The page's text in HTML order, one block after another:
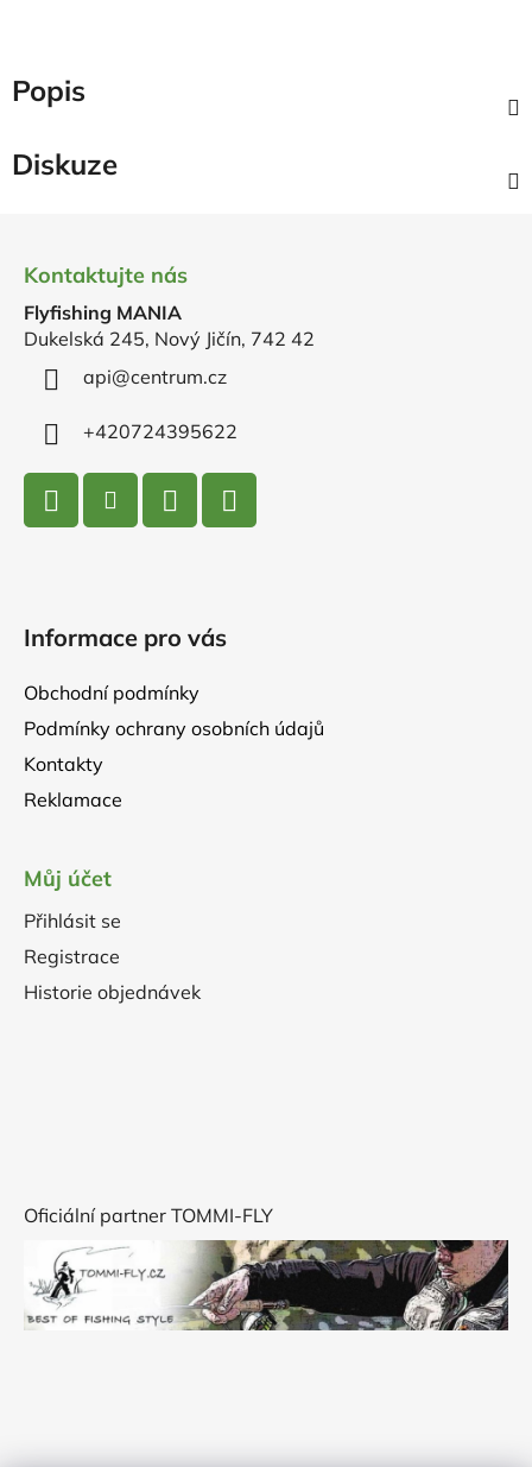
Popis
Diskuze
Kontaktujte nás
Flyfishing MANIA
Dukelská 245, Nový Jičín, 742 42
api@centrum.cz
+420724395622
Informace pro vás
Obchodní podmínky
Podmínky ochrany osobních údajů
Kontakty
Reklamace
Můj účet
Přihlásit se
Registrace
Historie objednávek
Oficiální partner TOMMI-FLY